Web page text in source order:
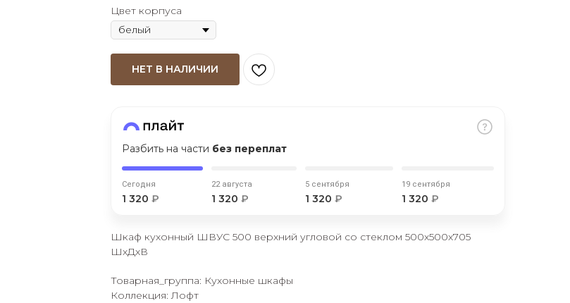
Цвет корпуса
НЕТ В НАЛИЧИИ
Разбить на части без переплат
Сегодня
1 320 ₽
22 августа
1 320₽
5 сентября
1 320 ₽
19 сентября
1 320 ₽
об оплате Плайтом
8 800 302-02-51
Шкаф кухонный ШВУС 500 верхний угловой со стеклом 500х500х705
ШхДхВ
Товарная_группа: Кухонные шкафы
Коллекция: Лофт